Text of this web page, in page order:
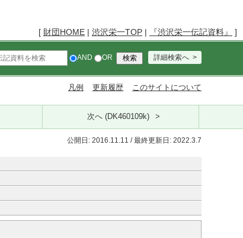
[ 財団HOME | 渋沢栄一TOP | 『渋沢栄一伝記資料』 ]
AND OR 詳細検索へ
凡例 更新履歴 このサイトについて
次へ (DK460109k)
公開日: 2016.11.11 / 最終更新日: 2022.3.7